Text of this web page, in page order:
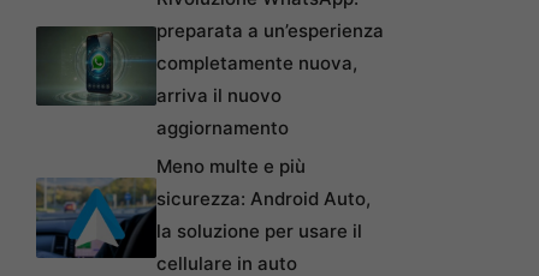
preparata a un’esperienza
completamente nuova,
arriva il nuovo
aggiornamento
Meno multe e più
sicurezza: Android Auto,
la soluzione per usare il
cellulare in auto